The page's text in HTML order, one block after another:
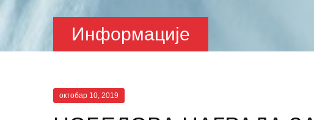
Информације
октобар 10, 2019